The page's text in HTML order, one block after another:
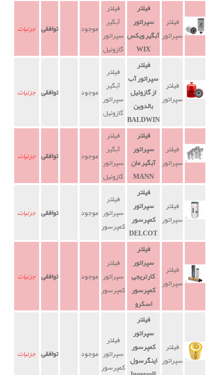
جزئیات توافقی موجود
فیلتر
آبگیر
سپراتور
گازوئیل
فیلتر
سپراتور
آبگیر ویکس
WIX
فیلتر
سپراتور
جزئیات توافقی موجود
فیلتر
آبگیر
سپراتور
گازوئیل
فیلتر
سپراتور آب
از گازوئیل
بالدوین
BALDWIN
فیلتر
سپراتور
جزئیات توافقی موجود
فیلتر
آبگیر
سپراتور
گازوئیل
فیلتر
سپراتور
آبگیر مان
MANN
فیلتر
سپراتور
جزئیات توافقی موجود
فیلتر
سپراتور
کمپرسور
فیلتر
سپراتور
کمپرسور
DELCOT
فیلتر
سپراتور
جزئیات توافقی موجود
فیلتر
سپراتور
کمپرسور
فیلتر
سپراتور
کارتریجی
کمپرسور
اسکرو
فیلتر
سپراتور
جزئیات توافقی موجود
فیلتر
سپراتور
کمپرسور
فیلتر
سپراتور
کمپرسور
اینگرسول
فیلتر
سپراتور